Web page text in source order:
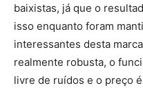
baixistas, já que o
isso enquanto foram
interessantes desta
realmente robusta, o
livre de ruídos e o preço